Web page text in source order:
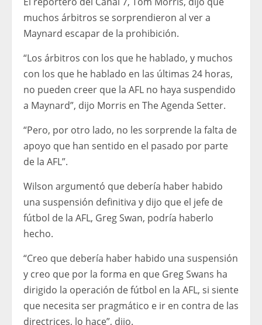
muchos árbitros se sorprendieron al ver a
Maynard escapar de la prohibición.
“Los árbitros con los que he hablado, y muchos
con los que he hablado en las últimas 24 horas,
no pueden creer que la AFL no haya suspendido
a Maynard”, dijo Morris en The Agenda Setter.
“Pero, por otro lado, no les sorprende la falta de
apoyo que han sentido en el pasado por parte
de la AFL”.
Wilson argumentó que debería haber habido
una suspensión definitiva y dijo que el jefe de
fútbol de la AFL, Greg Swan, podría haberlo
hecho.
“Creo que debería haber habido una suspensión
y creo que por la forma en que Greg Swans ha
dirigido la operación de fútbol en la AFL, si siente
que necesita ser pragmático e ir en contra de las
directrices, lo hace”, dijo.